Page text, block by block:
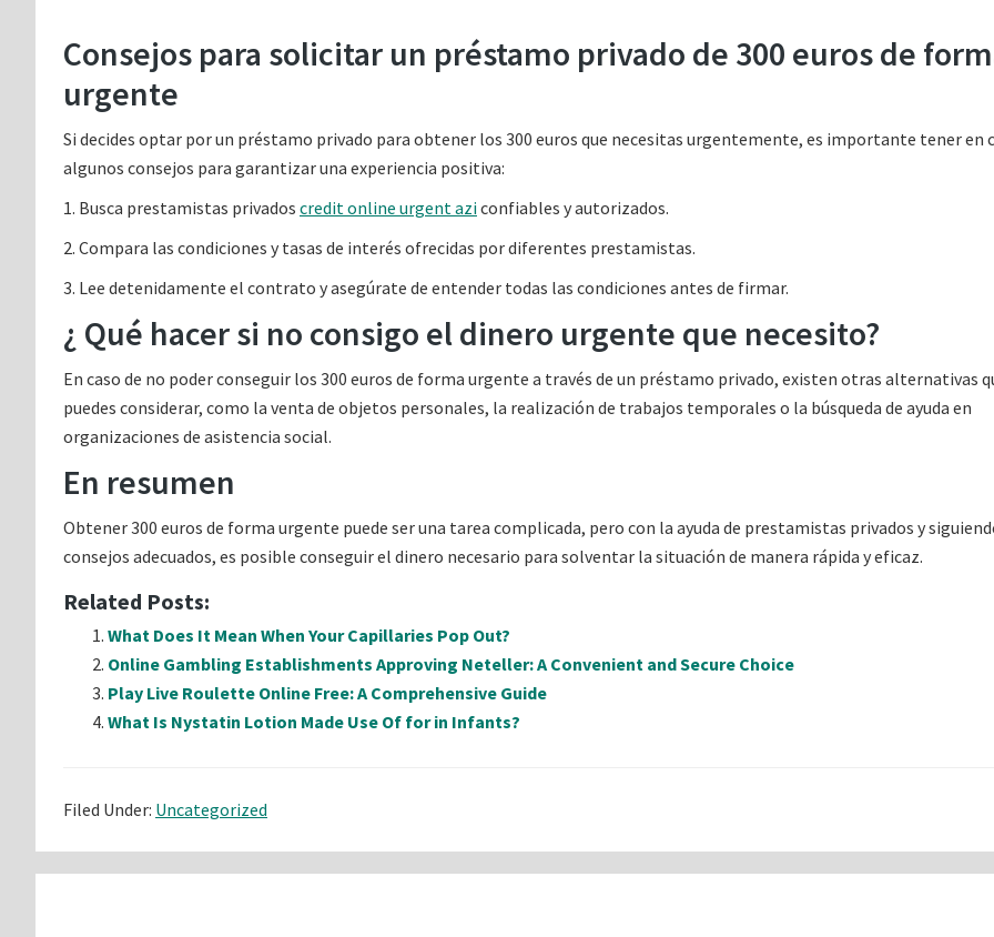
Consejos para solicitar un préstamo privado de 300 euros de
urgente
Si decides optar por un préstamo privado para obtener los 300 euros que necesitas urgentemente, es importante tener en
algunos consejos para garantizar una experiencia positiva:
1. Busca prestamistas privados credit online urgent aziconfiables y autorizados.
2. Compara las condiciones y tasas de interés ofrecidas por diferentes prestamistas.
3. Lee detenidamente el contrato y asegúrate de entender todas las condiciones antes de firmar.
¿ Qué hacer si no consigo el dinero urgente que necesito?
En caso de no poder conseguir los 300 euros de forma urgente a través de un préstamo privado, existen otras alternativas
puedes considerar, como la venta de objetos personales, la realización de trabajos temporales o la búsqueda de ayuda en
organizaciones de asistencia social.
En resumen
Obtener 300 euros de forma urgente puede ser una tarea complicada, pero con la ayuda de prestamistas privados y
consejos adecuados, es posible conseguir el dinero necesario para solventar la situación de manera rápida y eficaz.
Related Posts:
What Does It Mean When Your Capillaries Pop Out?
Online Gambling Establishments Approving Neteller: A Convenient and Secure Choice
Play Live Roulette Online Free: A Comprehensive Guide
What Is Nystatin Lotion Made Use Of for in Infants?
Filed Under: Uncategorized